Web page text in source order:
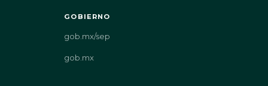
GOBIERNO
gob.mx/sep
gob.mx